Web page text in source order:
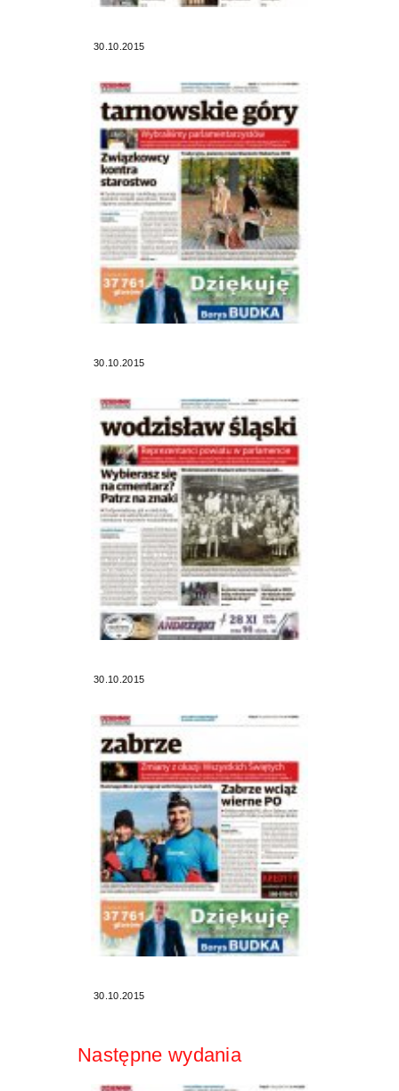
30.10.2015
30.10.2015
30.10.2015
30.10.2015
Następne wydania